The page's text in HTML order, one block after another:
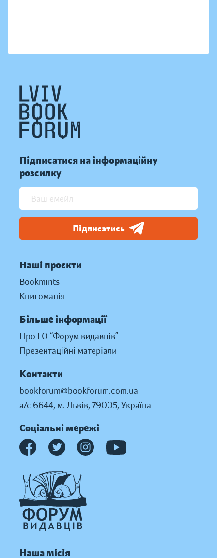
Підписатися на інформаційну
розсилку
Підписатись
Наші проєкти
Bookmints
Книгоманія
Більше інформації
Про ГО “Форум видавців”
Презентаційні матеріали
Контакти
bookforum@bookforum.com.ua
а/с 6644, м. Львів, 79005, Україна
Соціальні мережі
Наша місія